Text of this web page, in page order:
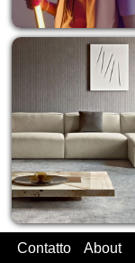
Contatto About